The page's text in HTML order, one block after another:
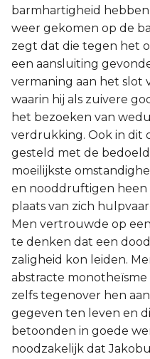
barmhartigheid hebben
weer gekomen op de
zegt dat die tegen het
een aansluiting
vermaning aan het slot
waarin hij als zuivere
het bezoeken van
verdrukking. Ook in dit
gesteld met de
moeilijkste
en nooddruftigen heen
plaats van zich
Men vertrouwde op
te denken dat een
zaligheid kon leiden.
abstracte
zelfs tegenover hen
gegeven ten leven en
betoonden in goede
noodzakelijk dat